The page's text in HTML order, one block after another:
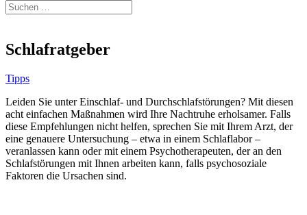
Schlafratgeber
Tipps
Leiden Sie unter Einschlaf- und Durchschlafstörungen? Mit diesen
acht einfachen Maßnahmen wird Ihre Nachtruhe erholsamer. Falls
diese Empfehlungen nicht helfen, sprechen Sie mit Ihrem Arzt, der
eine genauere Untersuchung – etwa in einem Schlaflabor –
veranlassen kann oder mit einem Psychotherapeuten, der an den
Schlafstörungen mit Ihnen arbeiten kann, falls psychosoziale
Faktoren die Ursachen sind.